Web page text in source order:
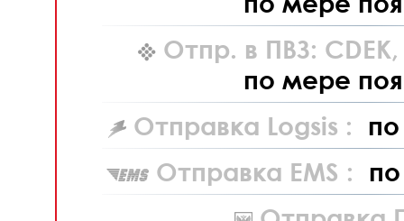
Отпр. в ПВЗ: CDEK,
по мере
Отправка Logsis :
Отправка EMS :